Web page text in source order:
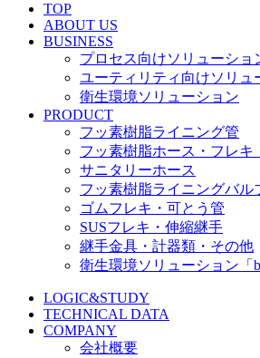
TOP
ABOUT US
BUSINESS
プロセス向けソリューショ
ユーティリティ向けソリュ
衛生環境ソリューション
PRODUCT
フッ素樹脂ライニング管
フッ素樹脂ホース・フレキ
サニタリーホース
フッ素樹脂ライニングバル
ゴムフレキ・可とう管
SUSフレキ・伸縮継手
継手金具・計器類・その他
衛生環境ソリューション「
LOGIC&STUDY
TECHNICAL DATA
COMPANY
会社概要